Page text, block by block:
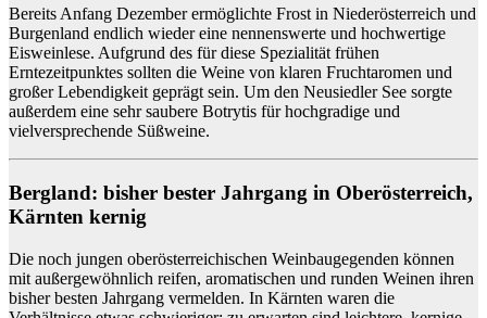
Bereits Anfang Dezember ermöglichte Frost in Niederösterreich und
Burgenland endlich wieder eine nennenswerte und hochwertige
Eisweinlese. Aufgrund des für diese Spezialität frühen
Erntezeitpunktes sollten die Weine von klaren Fruchtaromen und
großer Lebendigkeit geprägt sein. Um den Neusiedler See sorgte
außerdem eine sehr saubere Botrytis für hochgradige und
vielversprechende Süßweine.
Bergland: bisher bester Jahrgang in Oberösterreich,
Kärnten kernig
Die noch jungen oberösterreichischen Weinbaugegenden können
mit außergewöhnlich reifen, aromatischen und runden Weinen ihren
bisher besten Jahrgang vermelden. In Kärnten waren die